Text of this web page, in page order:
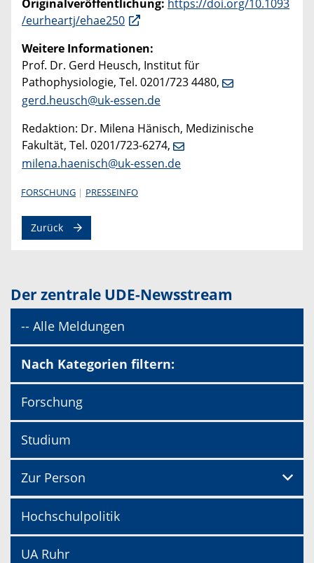
Originalveröffentlichung: https://doi.org/10.1093
/eurheartj/ehae250
Weitere Informationen:
Prof. Dr. Gerd Heusch, Institut für
Pathophysiologie, Tel. 0201/723 4480,
gerd.heusch@uk-essen.de
Redaktion: Dr. Milena Hänisch, Medizinische
Fakultät, Tel. 0201/723-6274,
milena.haenisch@uk-essen.de
FORSCHUNG PRESSEINFO
Zurück
Der zentrale UDE-Newsstream
-- Alle Meldungen
Nach Kategorien filtern:
Forschung
Studium
Zur Person
Hochschulpolitik
UA Ruhr